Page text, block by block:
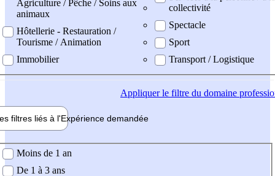
Agriculture / Pêche / Soins aux
animaux
Hôtellerie - Restauration /
Tourisme / Animation
Immobilier
collectivité
Spectacle
Sport
Transport / Logistique
Appliquerle filtre du domaine
filtres liés à l'Expérience demandée
demandée
Moins de 1 an
De 1 à 3 ans